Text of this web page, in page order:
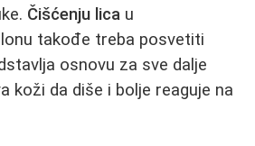
Čišćenju lica u
takođe treba posvetiti
osnovu za sve dalje
koži da diše i bolje reaguje na